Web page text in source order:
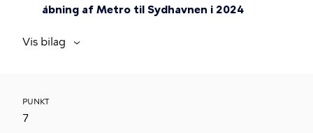
åbning af Metro til Sydhavnen i 2024
Vis bilag
PUNKT
7